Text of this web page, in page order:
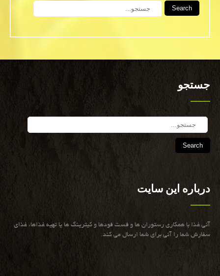
Search
جستجو
درباره این سایت
آنی غذا با همكاری رستوران ها و فست فودها و كیترینگ ها یا تهیه غذاها، غذای
سفارش شما را آنی برای شما ارسال می كند.